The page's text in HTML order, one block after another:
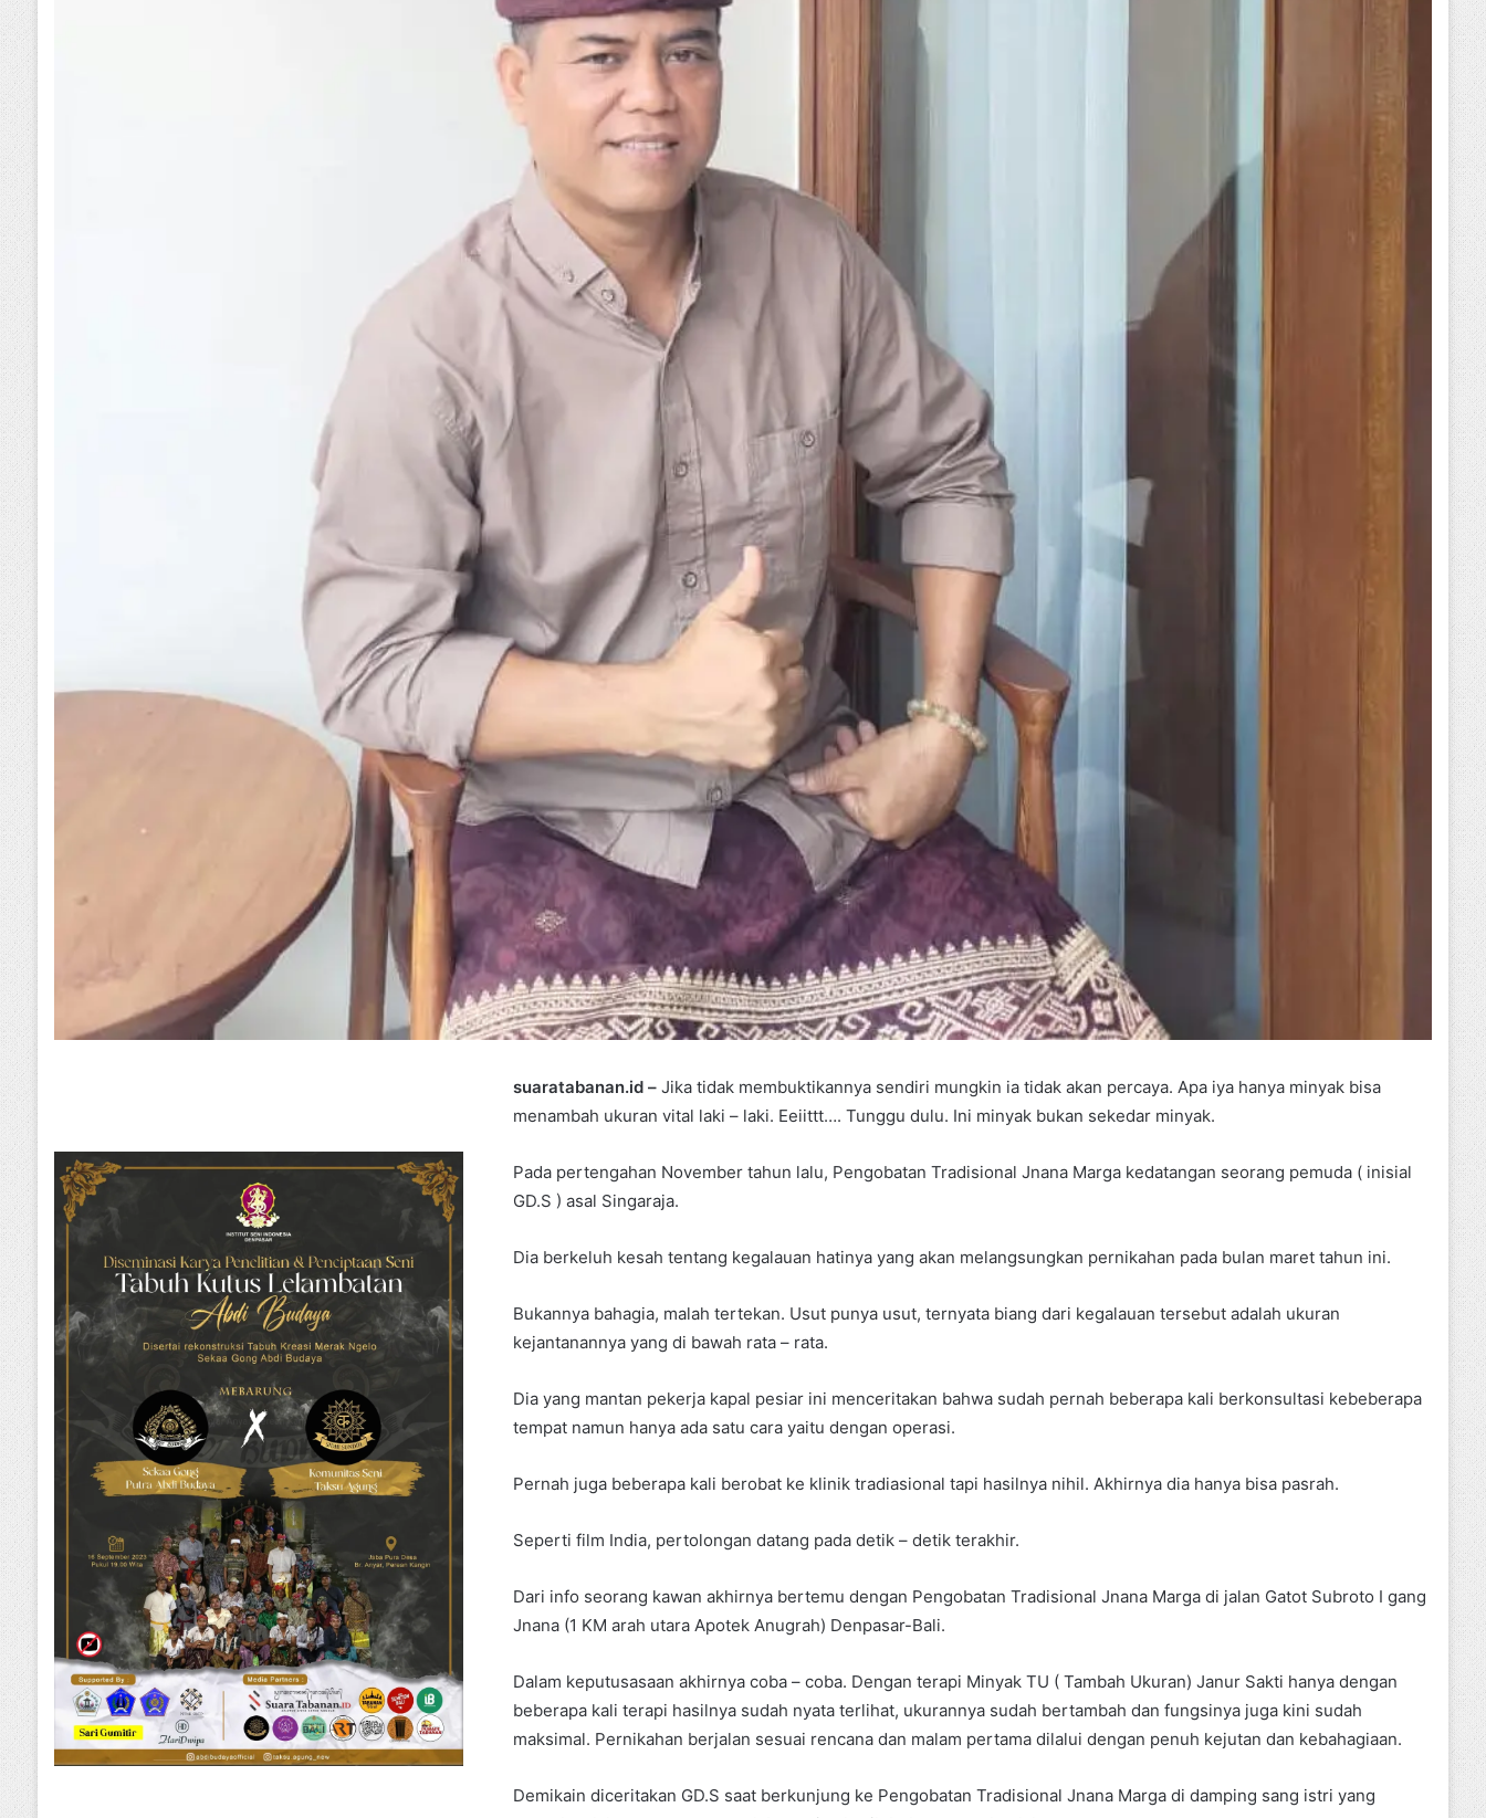
suaratabanan.id –Jika tidak membuktikannya sendiri mungkin ia tidak akan percaya. Apa iya hanya minyak bisa
menambah ukuran vital laki – laki. Eeiittt…. Tunggu dulu. Ini minyak bukan sekedar minyak.
Pada pertengahan November tahun lalu, Pengobatan Tradisional Jnana Marga kedatangan seorang pemuda ( inisial
GD.S ) asal Singaraja.
Dia berkeluh kesah tentang kegalauan hatinya yang akan melangsungkan pernikahan pada bulan maret tahun ini.
Bukannya bahagia, malah tertekan. Usut punya usut, ternyata biang dari kegalauan tersebut adalah ukuran
kejantanannya yang di bawah rata – rata.
Dia yang mantan pekerja kapal pesiar ini menceritakan bahwa sudah pernah beberapa kali berkonsultasi kebeberapa
tempat namun hanya ada satu cara yaitu dengan operasi.
Pernah juga beberapa kali berobat ke klinik tradiasional tapi hasilnya nihil. Akhirnya dia hanya bisa pasrah.
Seperti film India, pertolongan datang pada detik – detik terakhir.
Dari info seorang kawan akhirnya bertemu dengan Pengobatan Tradisional Jnana Marga di jalan Gatot Subroto I gang
Jnana (1 KM arah utara Apotek Anugrah) Denpasar-Bali.
Dalam keputusasaan akhirnya coba – coba. Dengan terapi Minyak TU ( Tambah Ukuran) Janur Sakti hanya dengan
beberapa kali terapi hasilnya sudah nyata terlihat, ukurannya sudah bertambah dan fungsinya juga kini sudah
maksimal. Pernikahan berjalan sesuai rencana dan malam pertama dilalui dengan penuh kejutan dan kebahagiaan.
Demikain diceritakan GD.S saat berkunjung ke Pengobatan Tradisional Jnana Marga di damping sang istri yang